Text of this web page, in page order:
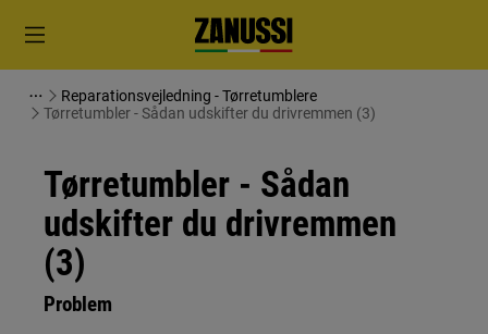
Reparationsvejledning - Tørretumblere
Tørretumbler - Sådan udskifter du drivremmen (3)
Tørretumbler - Sådan
udskifter du drivremmen
(3)
Problem